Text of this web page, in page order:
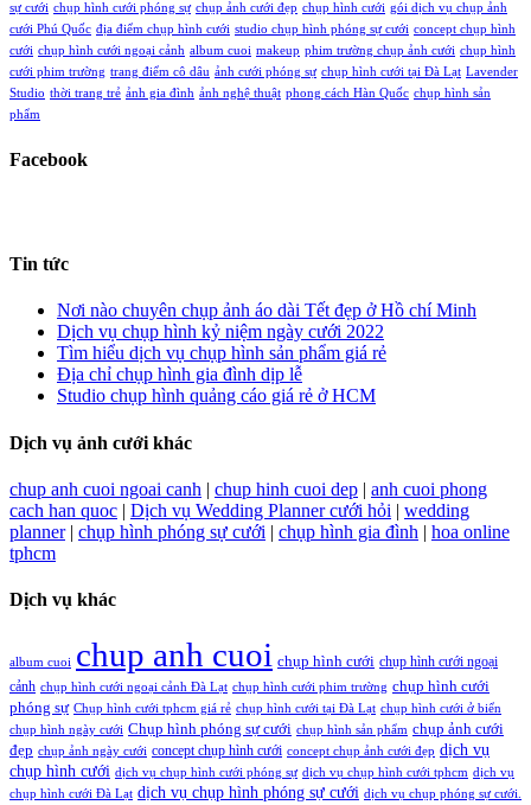
sự cưới chụp hình cưới phóng sự chụp ảnh cưới đẹp chụp hình cưới gói dịch vụ chụp ảnh
cưới Phú Quốc địa điểm chụp hình cưới studio chụp hình phóng sự cưới concept chụp hình
cưới chụp hình cưới ngoại cảnh album cuoi makeup phim trường chụp ảnh cưới chụp hình
cưới phim trường trang điểm cô dâu ảnh cưới phóng sự chụp hình cưới tại Đà Lạt Lavender
Studio thời trang trẻ ảnh gia đình ảnh nghệ thuật phong cách Hàn Quốc chụp hình sản
phẩm
Facebook
Tin tức
Nơi nào chuyên chụp ảnh áo dài Tết đẹp ở Hồ chí Minh
Dịch vụ chụp hình kỷ niệm ngày cưới 2022
Tìm hiểu dịch vụ chụp hình sản phẩm giá rẻ
Địa chỉ chụp hình gia đình dịp lễ
Studio chụp hình quảng cáo giá rẻ ở HCM
Dịch vụ ảnh cưới khác
chup anh cuoi ngoai canh | chup hinh cuoi dep | anh cuoi phong
cach han quoc | Dịch vụ Wedding Planner cưới hỏi | wedding
planner| chụp hình phóng sự cưới | chụp hình gia đình | hoa online
tphcm
Dịch vụ khác
album cuoi chup anh cuoi chụp hình cưới chụp hình cưới ngoại
cảnh chụp hình cưới ngoại cảnh Đà Lạt chụp hình cưới phim trường chụp hình cưới
phóng sự Chụp hình cưới tphcm giá rẻ chụp hình cưới tại Đà Lạt chụp hình cưới ở biển
chụp hình ngày cưới Chụp hình phóng sự cưới chụp hình sản phẩm chụp ảnh cưới
đẹp chụp ảnh ngày cưới concept chụp hình cưới concept chụp ảnh cưới đẹp dịch vụ
chụp hình cưới dịch vụ chụp hình cưới phóng sự dịch vụ chụp hình cưới tphcm dịch vụ
chụp hình cưới Đà Lạt dịch vụ chụp hình phóng sự cưới dịch vụ chụp phóng sự cưới.